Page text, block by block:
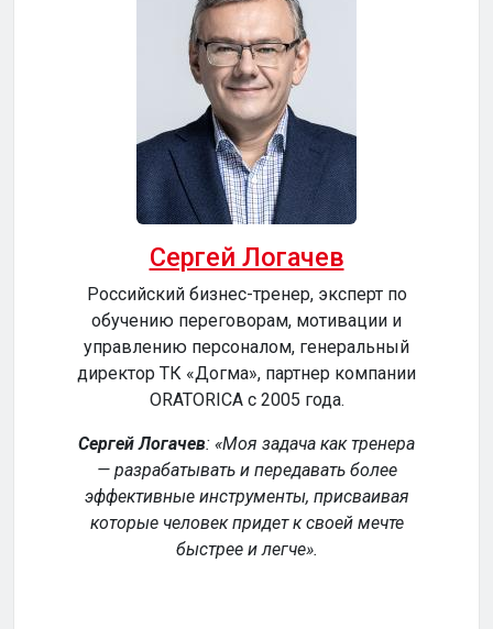
Сергей Логачев
Российский бизнес-тренер, эксперт по
обучению переговорам, мотивации и
управлению персоналом, генеральный
директор ТК «Догма», партнер компании
ORATORICA c 2005 года.
Сергей Логачев: Моя задача как тренера
— разрабатывать и передавать более
эффективные инструменты, присваивая
которые человек придет к своей мечте
быстрее и легче .